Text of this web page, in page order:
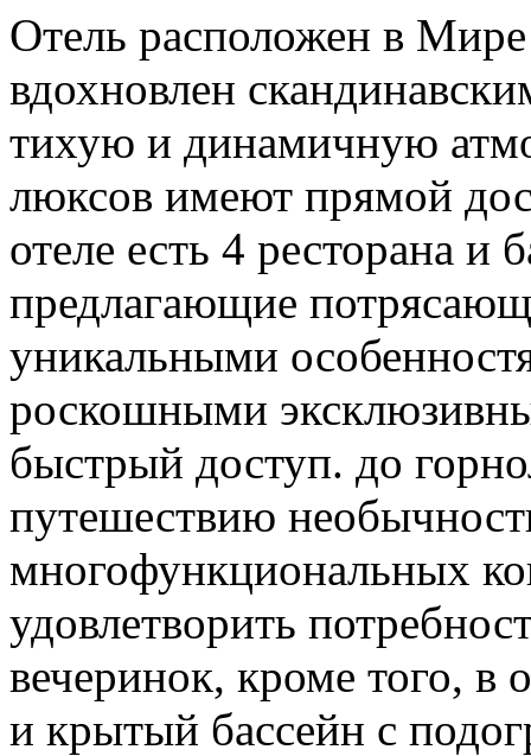
Отель расположен в
вдохновлен
тихую и динамичную
люксов имеют прямой
отеле есть 4 ресторана и
предлагающие
уникальными
роскошными
быстрый доступ. до
путешествию
многофункциональных
удовлетворить
вечеринок, кроме того, в
и крытый бассейн с